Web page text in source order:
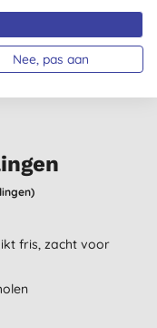
KOPEN
)
fris, zacht voor
Nee, pas aan